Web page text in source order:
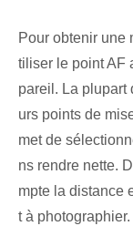
Pour obtenir une
tiliser le point AF
pareil. La plupart
urs points de
met de
ns rendre nette.
mpte la distance
t à